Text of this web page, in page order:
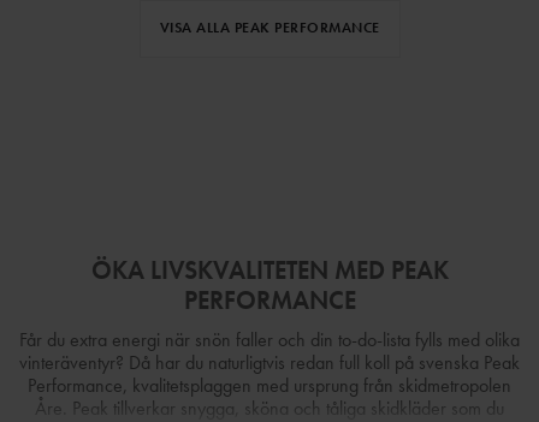
VISA ALLA PEAK PERFORMANCE
ÖKA LIVSKVALITETEN MED PEAK
PERFORMANCE
Får du extra energi när snön faller och din to-do-lista fylls med olika
vinteräventyr? Då har du naturligtvis redan full koll på svenska Peak
Performance, kvalitetsplaggen med ursprung från skidmetropolen
Åre. Peak tillverkar snygga, sköna och tåliga skidkläder som du